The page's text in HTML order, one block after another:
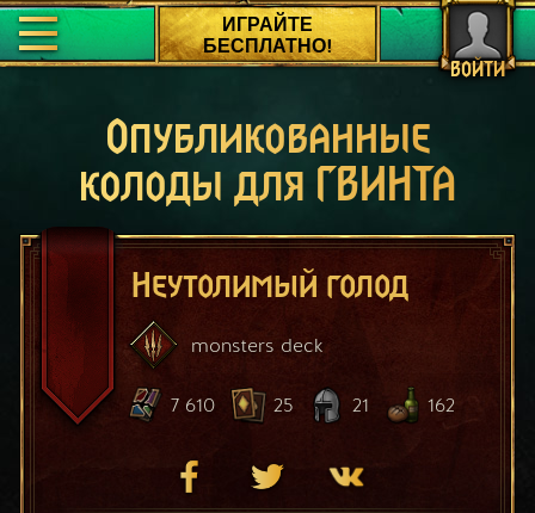
ВОЙТИ
ИГРАЙТЕ
БЕСПЛАТНО!
Опубликованные
колоды для ГВИНТА
Неутолимый голод
monsters deck
7 610 25 21 162